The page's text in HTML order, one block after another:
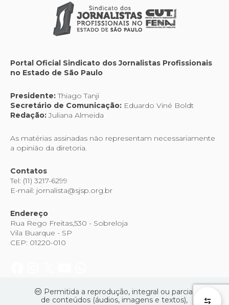
Portal Oficial Sindicato dos Jornalistas Profissionais
no Estado de São Paulo
Presidente:Thiago Tanji
Secretário de Comunicação: Eduardo Viné Boldt
Redação:Juliana Almeida
As matérias assinadas não representam necessariamente
a opinião da diretoria.
Contatos
Tel: (11) 3217-6299
E-mail: jornalista@sjsp.org.br
Endereço
Rua Rego Freitas,530 - Sobreloja
Vila Buarque - SP
CEP: 01220-010
Permitida a reprodução, integral ou parcial
de conteúdos (áudios, imagens e textos),